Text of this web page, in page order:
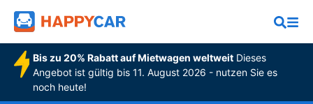
Bis zu 20% Rabatt auf Mietwagen weltweitDieses
Angebot ist gültig bis 11. August 2026 - nutzen Sie es
noch heute!